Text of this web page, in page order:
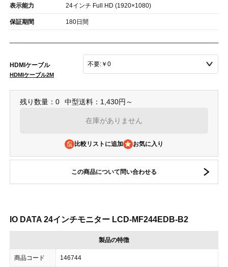
表示能力 24インチ Full HD (1920×1080)
保証期間 180日間
HDMIケーブル
HDMIケーブル2M
残り数量：0 中型送料：1,430円～
在庫がありません
比較リストに追加
この商品について問い合わせる
IO DATA 24インチモニター LCD-MF244EDB-B2
製品の特徴
商品コード 146744